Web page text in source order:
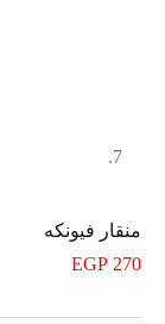
منقار فيونكه
EGP 270